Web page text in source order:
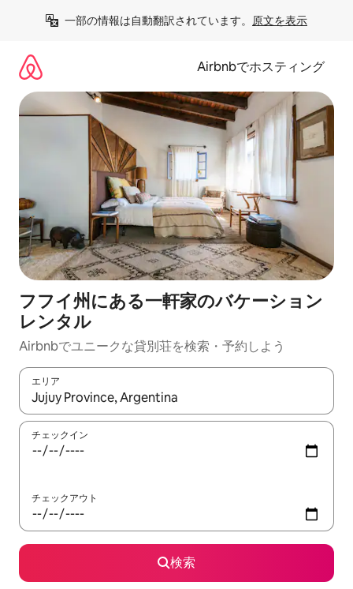
一部の情報は自動翻訳されています。 原文を表示
Airbnbでホスティング
フフイ州にある一軒家のバケーション
レンタル
Airbnbでユニークな貸別荘を検索・予約しよう
エリア
検索結果が表示されたら、上下の矢印キーを使って移動するか
チェックイン
チェックアウト
検索